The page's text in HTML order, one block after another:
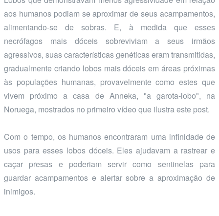
aos humanos podiam se aproximar de seus acampamentos,
alimentando-se de sobras. E, à medida que esses
necrófagos mais dóceis sobreviviam a seus irmãos
agressivos, suas características genéticas eram transmitidas,
gradualmente criando lobos mais dóceis em áreas próximas
às populações humanas, provavelmente como estes que
vivem próximo a casa de Anneka, "a garota-lobo", na
Noruega, mostrados no primeiro vídeo que ilustra este post.
Com o tempo, os humanos encontraram uma infinidade de
usos para esses lobos dóceis. Eles ajudavam a rastrear e
caçar presas e poderiam servir como sentinelas para
guardar acampamentos e alertar sobre a aproximação de
inimigos.